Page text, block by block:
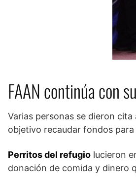
FAAN continúa con
Varias personas se dieron cita
objetivo recaudar fondos
Perritos del refugio lucieron
donación de comida y dinero